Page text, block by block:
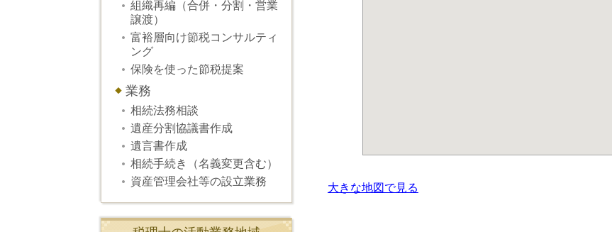
大きな地図で見る
組織再編（合併・分割・営業
譲渡）
富裕層向け節税コンサルティ
ング
保険を使った節税提案
業務
相続法務相談
遺産分割協議書作成
遺言書作成
相続手続き（名義変更含む）
資産管理会社等の設立業務